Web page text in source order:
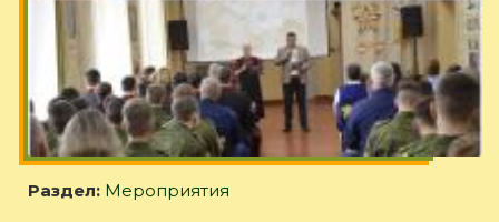
Раздел: Мероприятия